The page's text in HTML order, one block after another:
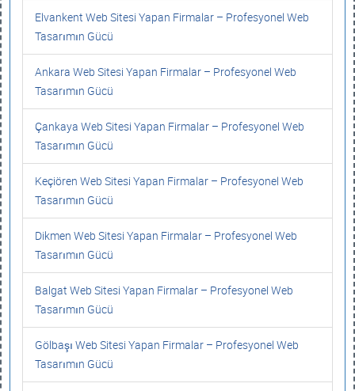
Elvankent Web Sitesi Yapan Firmalar – Profesyonel Web
Tasarımın Gücü
Ankara Web Sitesi Yapan Firmalar – Profesyonel Web
Tasarımın Gücü
Çankaya Web Sitesi Yapan Firmalar – Profesyonel Web
Tasarımın Gücü
Keçiören Web Sitesi Yapan Firmalar – Profesyonel Web
Tasarımın Gücü
Dikmen Web Sitesi Yapan Firmalar – Profesyonel Web
Tasarımın Gücü
Balgat Web Sitesi Yapan Firmalar – Profesyonel Web
Tasarımın Gücü
Gölbaşı Web Sitesi Yapan Firmalar – Profesyonel Web
Tasarımın Gücü